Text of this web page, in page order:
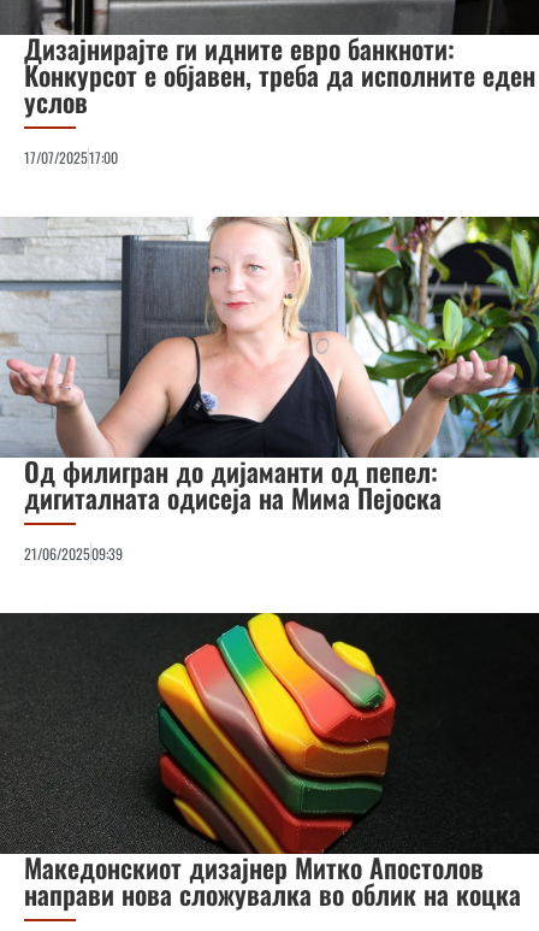
Дизајнирајте ги идните евро банкноти:
Конкурсот е објавен, треба да исполните еден
услов
17/07/202517:00
Од филигран до дијаманти од пепел:
дигиталната одисеја на Мима Пејоска
21/06/202509:39
Македонскиот дизајнер Митко Апостолов
направи нова сложувалка во облик на коцка